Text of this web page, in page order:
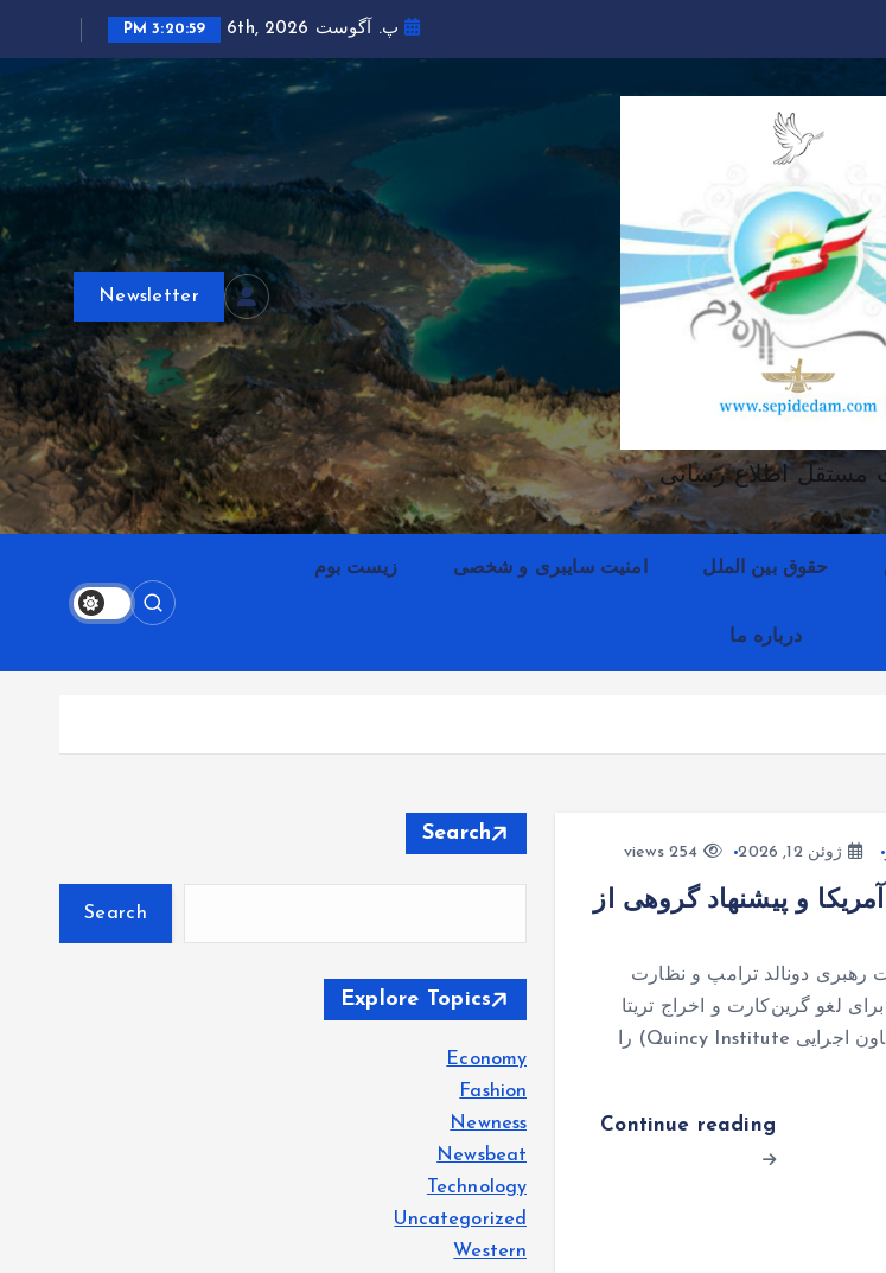
پ. آگوست 6th, 2026 3:21:00 PM
مستقل اطلاع رسانی
Newsletter
حقوق بین الملل امنیت سایبری و شخصی زیست بوم
درباره ما
ژوئن 12, 2026
و پیشنهاد گروهی از
رهبری دونالد ترامپ و نظارت
لغو گرین‌کارت و اخراج تریتا
پارسی (بنیان‌گذار NIAC و معاون اجرایی Quincy Institute) را
Continue reading
Search
Search
Explore Topics
Economy
Fashion
Newness
Newsbeat
Technology
Uncategorized
Western